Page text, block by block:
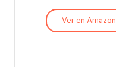
Ver en Amazon